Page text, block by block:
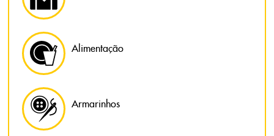
Alimentação
Armarinhos